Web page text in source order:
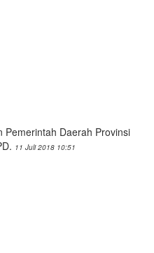
Pemerintah Daerah Provinsi
11 Juli 2018 10:51